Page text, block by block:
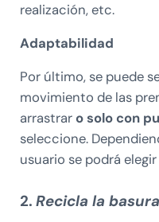
realización, etc.
Adaptabilidad
Por último, se puede
movimiento de las
arrastraro solo con
seleccione.
usuario se podrá
2. Recicla la basura